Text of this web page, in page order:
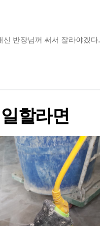
신 반장님꺼 써서 잘라야겠다.
할라면